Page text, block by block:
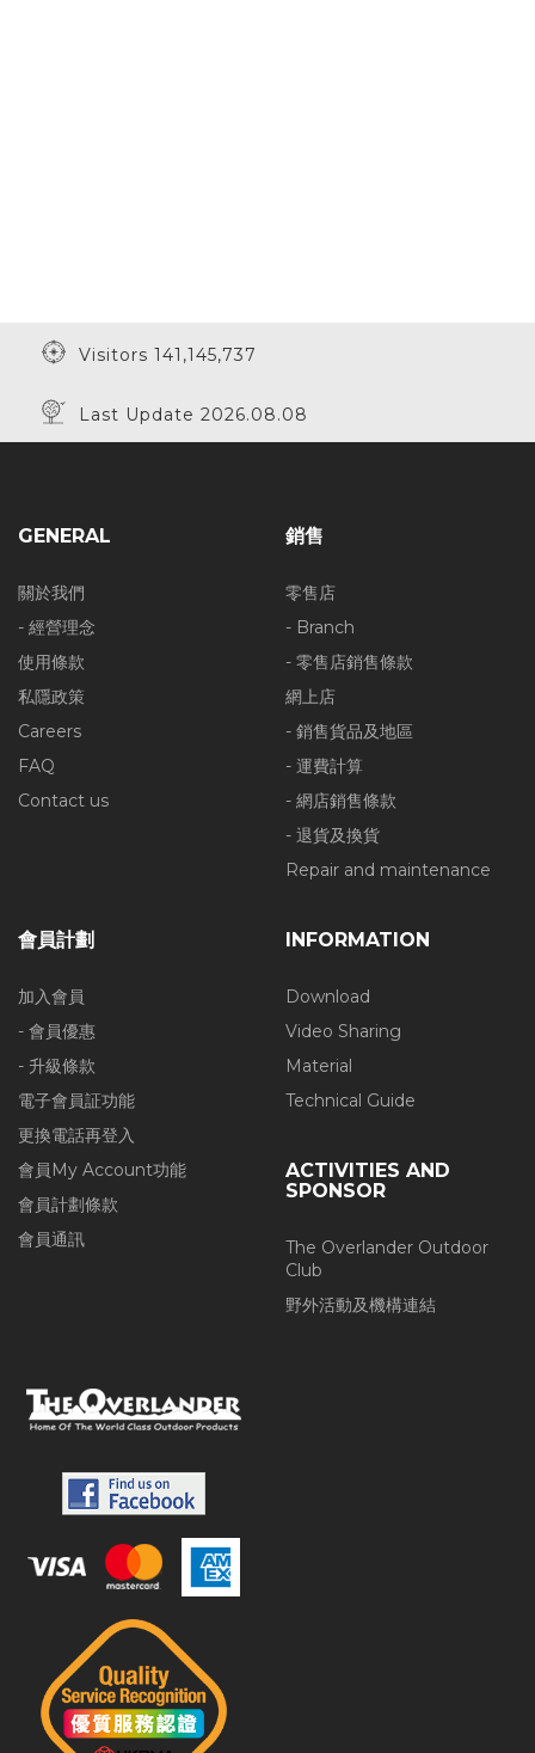
Visitors 141,145,737
Last Update 2026.08.08
GENERAL
關於我們
- 經營理念
使用條款
私隱政策
Careers
FAQ
Contact us
銷售
零售店
- Branch
- 零售店銷售條款
網上店
- 銷售貨品及地區
- 運費計算
- 網店銷售條款
- 退貨及換貨
Repair and maintenance
會員計劃
加入會員
- 會員優惠
- 升級條款
電子會員証功能
更換電話再登入
會員My Account功能
會員計劃條款
會員通訊
INFORMATION
Download
Video Sharing
Material
Technical Guide
ACTIVITIES AND
SPONSOR
The Overlander Outdoor
Club
野外活動及機構連結